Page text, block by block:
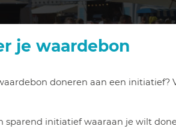
je waardebon
doneren aan een initiatief?
sparend initiatief waaraan je wilt